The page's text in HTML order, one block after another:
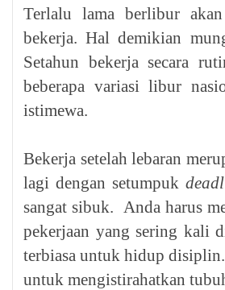
Terlalu lama berlibur
bekerja. Hal demikian
Setahun bekerja secara
beberapa variasi libur
istimewa.
Bekerja setelah lebaran
lagi dengan setumpuk
sangat sibuk. Anda harus
pekerjaan yang sering kali
terbiasa untuk hidup
untuk mengistirahatkan